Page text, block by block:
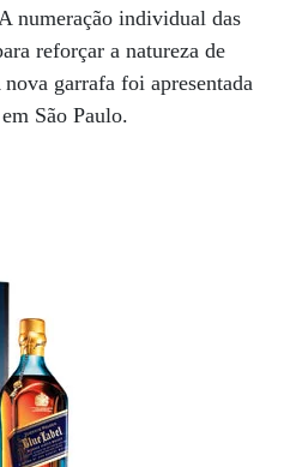
numeração individual das
reforçar a natureza de
garrafa foi apresentada
São Paulo.